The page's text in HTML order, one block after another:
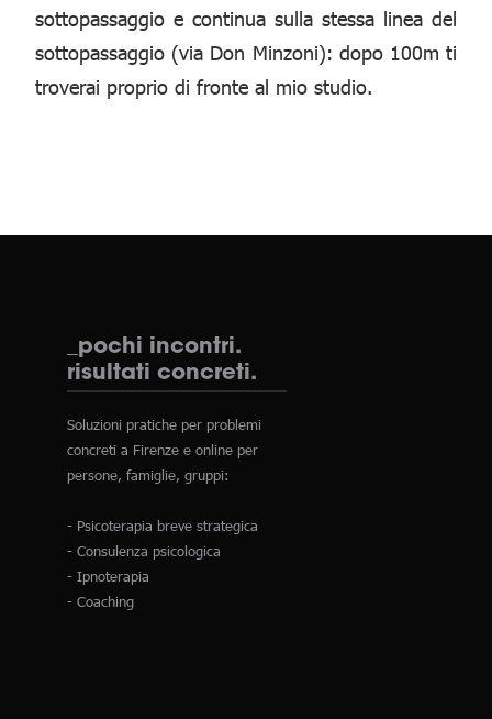
sottopassaggio e continua sulla stessa linea del
sottopassaggio (via Don Minzoni): dopo 100m ti
troverai proprio di fronte al mio studio.
_pochi incontri.
risultati concreti.
Soluzioni pratiche per problemi
concreti a Firenze e online per
persone, famiglie, gruppi:
- Psicoterapia breve strategica
- Consulenza psicologica
- Ipnoterapia
- Coaching